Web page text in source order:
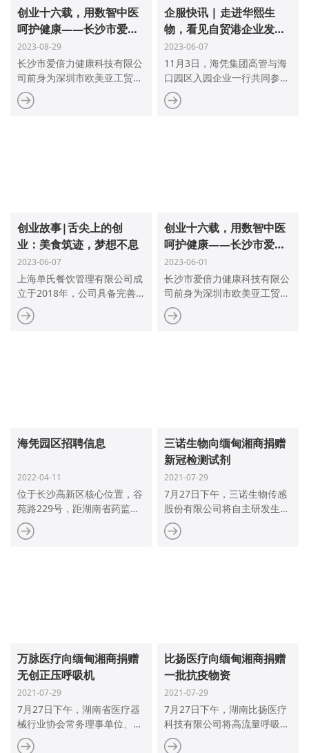
为专业的医疗器械招商服务运
营商，平台所聚集的大批医械
企业能与华熙生物强大的产业
链形成更多的合作与联动。一
同参访的入园企业表示此次交
流收获很大，看到越来越多优
秀企业在高新区开工生产，已
经利用起自贸港政策优势，表
创业十六载，用数智中医
呵护健康——长沙市爱倍
力健康科技有限公司用数
智中医演绎健康生活交响
2023-08-29
长沙市爱倍力健康科技有限公
司前身为深圳市欧美亚工贸有
限公司，成立于2007年，从
事国际技术合作与国际贸易为
耕不辍，持续创新。现已面世
多款拥有自主知识产权的系列
产品，实践服务超100多万人
次。
企服快讯 | 走进华熙生
物，看见自贸港企业发展
新速度
2023-06-07
11月3日，海凭集团高管与海
口园区入园企业一行共同参访
华熙生物，作为同在海口高新
区落户的企业，双方有很多共
为专业的医疗器械招商服务运
营商，平台所聚集的大批医械
企业能与华熙生物强大的产业
链形成更多的合作与联动。一
同参访的入园企业表示此次交
流收获很大，看到越来越多优
秀企业在高新区开工生产，已
经利用起自贸港政策优势，表
创业故事|舌尖上的创
业：美食筑迹，梦想不息
2023-06-07
上海单氏餐饮管理有限公司成
立于2018年，公司具备完善
的管理体系和标准化的运营流
程，主营中式食堂运营业务。
创业十六载，用数智中医
呵护健康——长沙市爱倍
力健康科技有限公司用数
智中医演绎健康生活交响
2023-06-01
长沙市爱倍力健康科技有限公
司前身为深圳市欧美亚工贸有
限公司，成立于2007年，从
事国际技术合作与国际贸易为
耕不辍，持续创新。现已面世
多款拥有自主知识产权的系列
产品，实践服务超100多万人
次。
海凭园区招聘信息
2022-04-11
位于长沙高新区核心位置，谷
苑路229号，距湖南省药监
局、长沙市政府均为十分钟车
程，占地面积121亩，建筑面
三诺生物向缅甸湘商捐赠
新冠检测试剂
2021-07-29
7月27日下午，三诺生物传感
股份有限公司将自主研发生产
的新型冠状病毒（SARS-CoV-
2）抗原检测试剂盒（胶体金
万脉医疗向缅甸湘商捐赠
无创正压呼吸机
2021-07-29
7月27日下午，湖南省医疗器
械行业协会常务理事单位、湖
南万脉医疗科技有限公司将自
比扬医疗向缅甸湘商捐赠
一批抗疫物资
2021-07-29
7月27日下午，湖南比扬医疗
科技有限公司将高流量呼吸湿
化治疗仪HF8、无创呼吸机